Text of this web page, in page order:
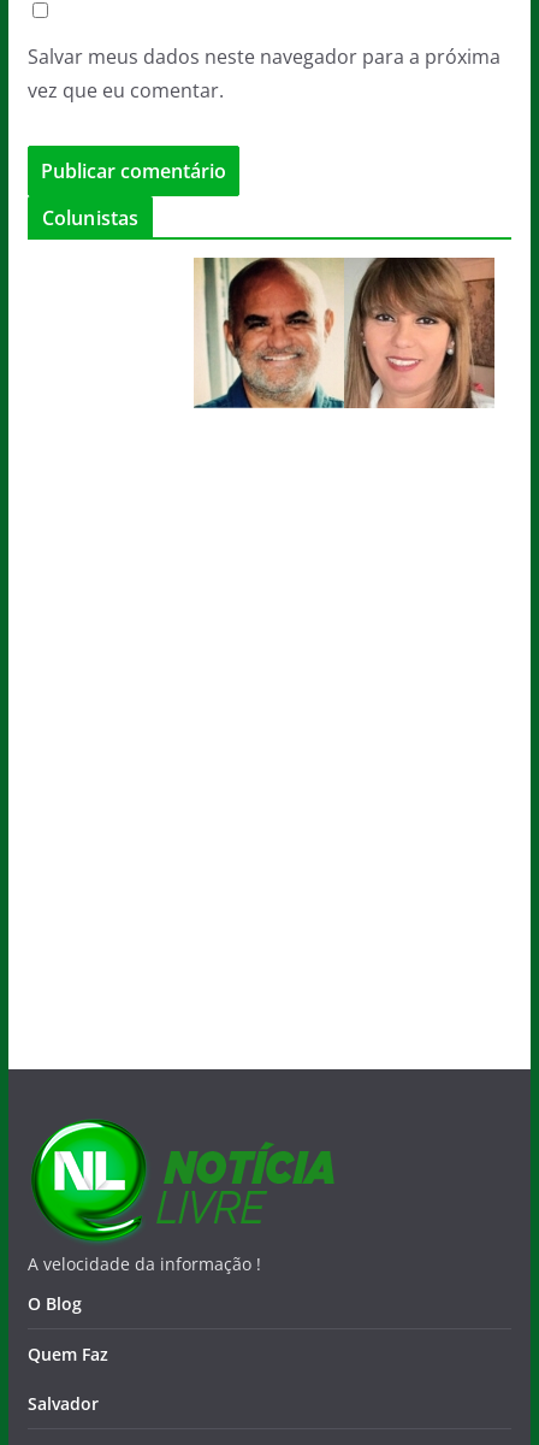
Salvar meus dados neste navegador para a próxima
vez que eu comentar.
Colunistas
A velocidade da informação !
O Blog
Quem Faz
Salvador